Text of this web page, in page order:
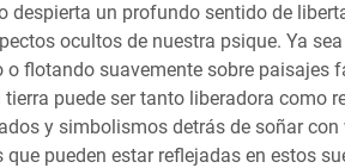
despierta un profundo sentido de
ocultos de nuestra psique. Ya
flotando suavemente sobre paisajes
puede ser tanto liberadora como
y simbolismos detrás de soñar con
pueden estar reflejadas en estos